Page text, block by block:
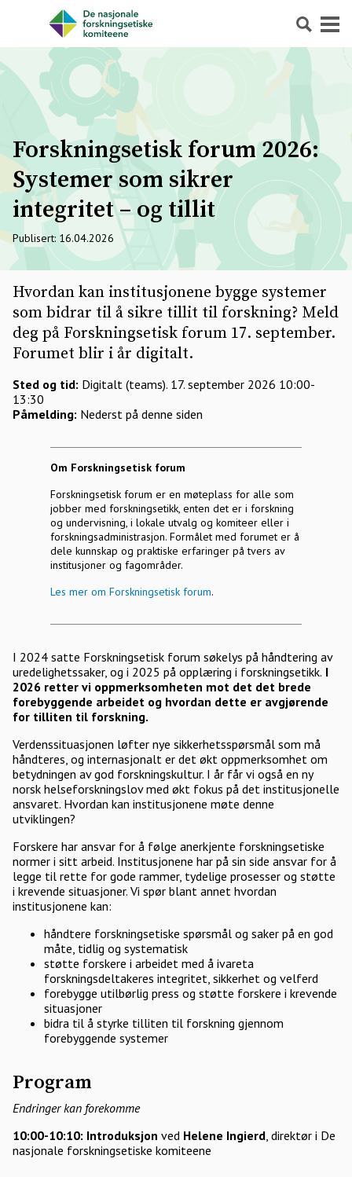
Søk Meny
Forskningsetisk forum 2026:
Systemer som sikrer
integritet – og tillit
Publisert: 16.04.2026
Hvordan kan institusjonene bygge systemer
som bidrar til å sikre tillit til forskning? Meld
deg på Forskningsetisk forum 17. september.
Forumet blir i år digitalt.
Sted og tid: Digitalt (teams). 17. september 2026 10:00-
13:30
Påmelding: Nederst på denne siden
Om Forskningsetisk forum
Forskningsetisk forum er en møteplass for alle som
jobber med forskningsetikk, enten det er i forskning
og undervisning, i lokale utvalg og komiteer eller i
forskningsadministrasjon. Formålet med forumet er å
dele kunnskap og praktiske erfaringer på tvers av
institusjoner og fagområder.
Les mer om Forskningsetisk forum.
I 2024 satte Forskningsetisk forum søkelys på håndtering av
uredelighetssaker, og i 2025 på opplæring i forskningsetikk. I
2026 retter vi oppmerksomheten mot det det brede
forebyggende arbeidet og hvordan dette er avgjørende
for tilliten til forskning.
Verdenssituasjonen løfter nye sikkerhetsspørsmål som må
håndteres, og internasjonalt er det økt oppmerksomhet om
betydningen av god forskningskultur. I år får vi også en ny
norsk helseforskningslov med økt fokus på det institusjonelle
ansvaret. Hvordan kan institusjonene møte denne
utviklingen?
Forskere har ansvar for å følge anerkjente forskningsetiske
normer i sitt arbeid. Institusjonene har på sin side ansvar for å
legge til rette for gode rammer, tydelige prosesser og støtte
i krevende situasjoner. Vi spør blant annet hvordan
institusjonene kan:
håndtere forskningsetiske spørsmål og saker på en god
måte, tidlig og systematisk
støtte forskere i arbeidet med å ivareta
forskningsdeltakeres integritet, sikkerhet og velferd
forebygge utilbørlig press og støtte forskere i krevende
situasjoner
bidra til å styrke tilliten til forskning gjennom
forebyggende systemer
Program
Endringer kan forekomme
10:00-10:10: Introduksjon ved Helene Ingierd, direktør i De
nasjonale forskningsetiske komiteene